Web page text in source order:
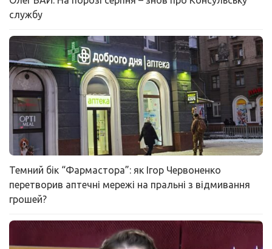
службу
Темний бік “Фармастора”: як Ігор Червоненко
перетворив аптечні мережі на пральні з відмивання
грошей?